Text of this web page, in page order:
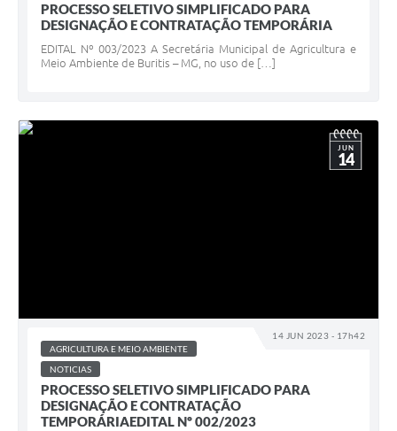
PROCESSO SELETIVO SIMPLIFICADO PARA
DESIGNAÇÃO E CONTRATAÇÃO TEMPORÁRIA
EDITAL Nº 003/2023 A Secretária Municipal de Agricultura e
Meio Ambiente de Buritis – MG, no uso de […]
14 JUN 2023 - 17h42
JUN
14
AGRICULTURA E MEIO AMBIENTE
NOTICIAS
PROCESSO SELETIVO SIMPLIFICADO PARA
DESIGNAÇÃO E CONTRATAÇÃO
TEMPORÁRIAEDITAL Nº 002/2023